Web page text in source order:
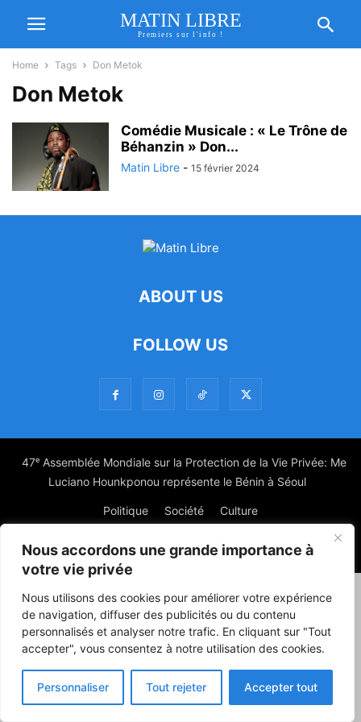
Nous accordons une grande importance à
votre vie privée
Nous utilisons des cookies pour améliorer votre expérience
de navigation, diffuser des publicités ou du contenu
personnalisés et analyser notre trafic. En cliquant sur "Tout
accepter", vous consentez à notre utilisation des cookies.
Personnaliser Tout rejeter Accepter tout
MATIN LIBRE
Premiers sur l'info !
Home Tags Don Metok
Don Metok
Comédie Musicale : « Le Trône de
Béhanzin » Don...
Matin Libre - 15 février 2024
ABOUT US
FOLLOW US
47ᵉ Assemblée Mondiale sur la Protection de la Vie Privée: Me
Luciano Hounkponou représente le Bénin à Séoul
Politique Société Culture
© Powered by digitXplus Francophone